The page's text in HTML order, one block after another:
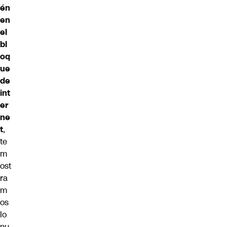
én
en
el
bl
oq
ue
de
int
er
ne
t,
te
m
ost
ra
m
os
lo